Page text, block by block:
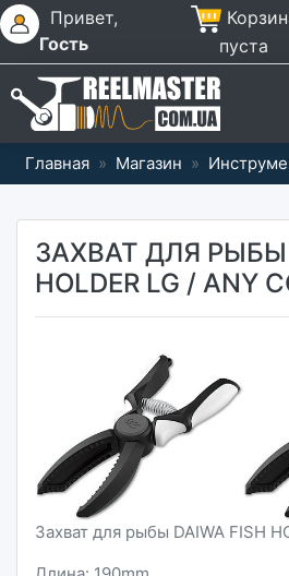
Привет,
Гость
пуста
Главная » Магазин »
ЗАХВАТ ДЛЯ РЫБЫ
HOLDER LG / ANY
Захват для рыбы DAIWA FISH